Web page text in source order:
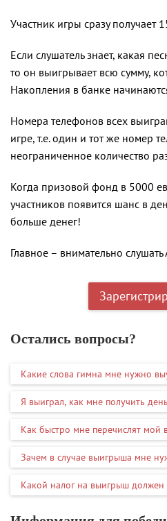
Участник игры сразу получает
Если слушатель знает, какая
то он выигрывает всю сумму,
Накопления в банке
Номера телефонов всех
игре, т.е. один и тот же номер
неограниченное количество
Когда призовой фонд в 5000
участников появится шанс в
больше денег!
Главное – внимательно
Остались вопросы?
Какие слова гимна мне нужно
Я выиграл, как мне получить
Как быстро мне перечислят мой
Зачем в случае выигрыша мне
Какой налог на выигрыш должен